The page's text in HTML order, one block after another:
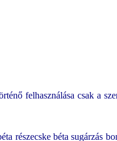
felhasználása csak a
részecske béta sugárzás